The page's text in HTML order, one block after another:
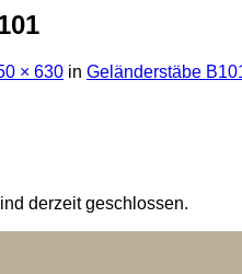
× 630 in Geländerstäbe
derzeit geschlossen.